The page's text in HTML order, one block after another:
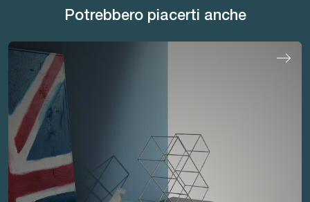
Potrebbero piacerti anche